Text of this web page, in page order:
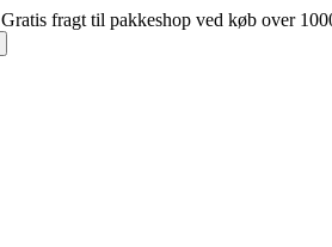
Gratis fragt til pakkeshop ved køb over